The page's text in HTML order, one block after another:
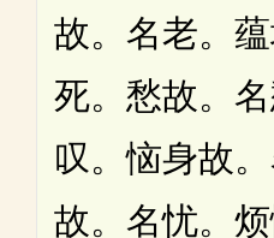
故。名老。
死。愁故。
叹。恼身故
故。名忧。